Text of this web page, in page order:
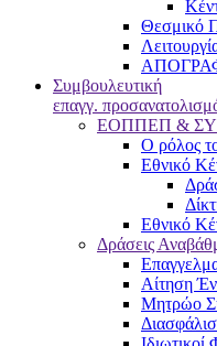
Θεσμικό
Συμβουλευτική
επαγγ.
ΕΟΠΠΕΠ &
Ο ρόλος
Εθνικό
Εθνικό
Δράσεις
Αίτηση
Μητρώο